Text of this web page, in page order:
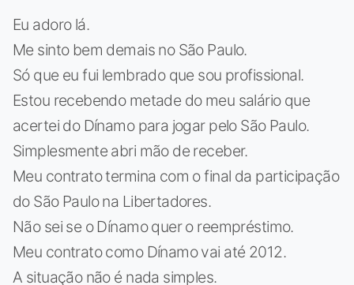
Eu adoro lá.
Me sinto bem demais no São Paulo.
Só que eu fui lembrado que sou profissional.
Estou recebendo metade do meu salário que
acertei do Dínamo para jogar pelo São Paulo.
Simplesmente abri mão de receber.
Meu contrato termina com o final da participação
do São Paulo na Libertadores.
Não sei se o Dínamo quer o reempréstimo.
Meu contrato como Dínamo vai até 2012.
A situação não é nada simples.